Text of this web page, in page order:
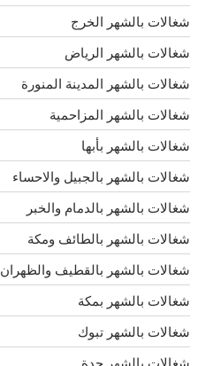
شغالات بالشهر الخرج
شغالات بالشهر الرياض
شغالات بالشهر المدينة المنورة
شغالات بالشهر المزاحمية
شغالات بالشهر بأبها
شغالات بالشهر بالجبيل والاحساء
شغالات بالشهر بالدمام والخبر
شغالات بالشهر بالطائف ومكة
شغالات بالشهر بالقطيف والظهران
شغالات بالشهر بمكة
شغالات بالشهر تبوك
شغالات بالشهر جدة